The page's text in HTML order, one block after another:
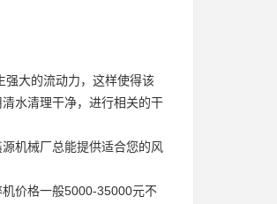
强大的流动力，这样使得该
水清理干净，进行相关的干
机械厂总能提供适合您的风
价格一般5000-35000元不